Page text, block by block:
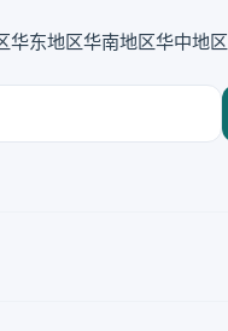
华东地区华南地区华中地区